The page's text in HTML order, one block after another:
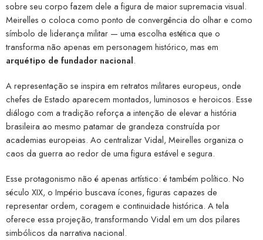
sobre seu corpo fazem dele a figura de maior supremacia visual.
Meirelles o coloca como ponto de convergência do olhar e como
símbolo de liderança militar — uma escolha estética que o
transforma não apenas em personagem histórico, mas em
arquétipo de fundador nacional.
A representação se inspira em retratos militares europeus, onde
chefes de Estado aparecem montados, luminosos e heroicos. Esse
diálogo com a tradição reforça a intenção de elevar a história
brasileira ao mesmo patamar de grandeza construída por
academias europeias. Ao centralizar Vidal, Meirelles organiza o
caos da guerra ao redor de uma figura estável e segura.
Esse protagonismo não é apenas artístico: é também político. No
século XIX, o Império buscava ícones, figuras capazes de
representar ordem, coragem e continuidade histórica. A tela
oferece essa projeção, transformando Vidal em um dos pilares
simbólicos da narrativa nacional.